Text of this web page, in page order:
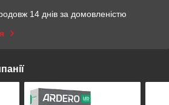
14 днів за домовленістю